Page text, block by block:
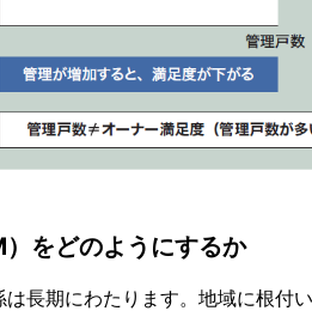
をどのようにするか
長期にわたります。地域に根付